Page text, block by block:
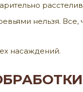
нельзя.
насаждений.